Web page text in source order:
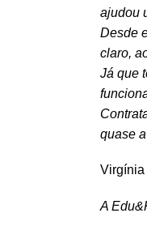
ajudou
Desde
claro,
Já que
quase
Virgínia
A